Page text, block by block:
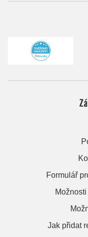
Formulář
Jak přidat